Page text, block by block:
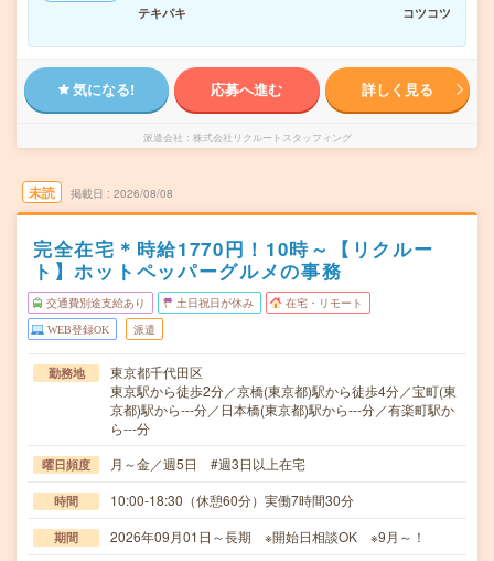
テキパキ
コツコツ
気になる! 応募へ進む 詳しく見る
派遣会社 株式会社リクルートスタッフィング
未読 掲載日 2026/08/08
完全在宅＊時給1770円！10時～【リクルー
ト】ホットペッパーグルメの事務
交通費別途支給あり 土日祝日が休み 在宅・リモート
WEB登録OK 派遣
勤務地
東京都千代田区
東京駅から徒歩2分／京橋(東京都)駅から徒歩4分／宝町(東
京都)駅から---分／日本橋(東京都)駅から---分／有楽町駅か
ら---分
曜日頻度 月～金／週5日 #週3日以上在宅
時間 10:00-18:30（休憩60分）実働7時間30分
期間 2026年09月01日～長期 ※開始日相談OK ※9月～！